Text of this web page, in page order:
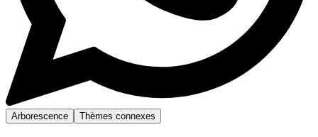
Arborescence Thèmes connexes